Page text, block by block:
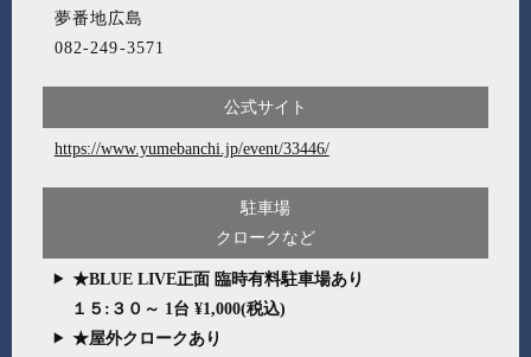
夢番地広島
082-249-3571
公式サイト
https://www.yumebanchi.jp/event/33446/
駐車場
クロークなど
★BLUE LIVE正面 臨時有料駐車場あり
１５:３０～ 1台 ¥1,000(税込)
★屋外クロークあり